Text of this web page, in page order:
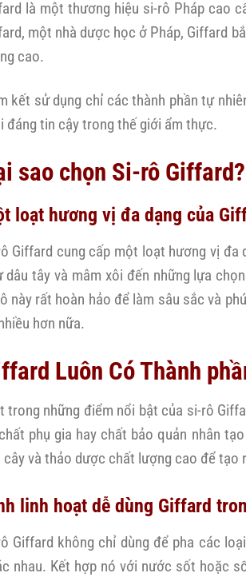
là một thương hiệu si-rô Pháp cao
một nhà dược học ở Pháp, Giffard
cao.
kết sử dụng chỉ các thành phần tự
đáng tin cậy trong thế giới ẩm thực.
sao chọn Si-rô Giffard?
loạt hương vị đa dạng của
Giffard cung cấp một loạt hương vị
dâu tây và mâm xôi đến những lựa
này rất hoàn hảo để làm sâu sắc và
hơn nữa.
Luôn Có Thành
trong những điểm nổi bật của si-rô
phụ gia hay chất bảo quản nhân
và thảo dược chất lượng cao để tạo
linh hoạt dễ dùng Giffard
Giffard không chỉ dùng để pha các
nhau. Kết hợp nó với nước sốt hoặc